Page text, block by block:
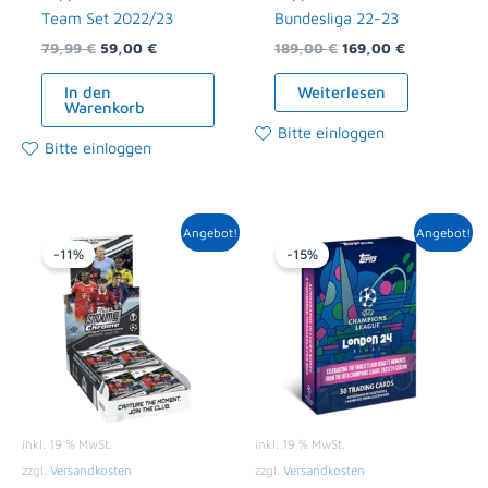
Team Set 2022/23
79,99€ 59,00 €
In den
Warenkorb
Bitte einloggen
Bundesliga 22-23
189,00€ 169,00 €
Weiterlesen
Bitte einloggen
Angebot!
-11%
inkl. 19 % MwSt.
zzgl. Versandkosten
Ursprünglicher
Preis
war:
279,00 €
Aktueller
Preis
Angebot!
-15%
inkl. 19 % MwSt.
zzgl. Versandkosten
Ursprünglicher
Preis
war:
129,99 €
Aktueller
Preis
ist:
109,99 €.